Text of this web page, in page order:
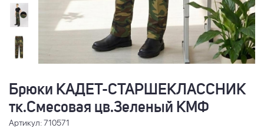
Брюки КАДЕТ-СТАРШЕКЛАССНИК
тк.Смесовая цв.Зеленый КМФ
Артикул: 710571